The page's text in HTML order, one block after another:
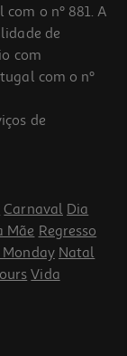
o nº 881. A
de
com
com o nº
de
Carnaval Dia
Mãe Regresso
Monday Natal
Vida